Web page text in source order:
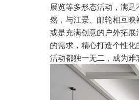
展览等多形态活动，满
然，与江景、邮轮相互
或是充满创意的户外拓
的需求，精心打造个性
活动都独一无二，成为难